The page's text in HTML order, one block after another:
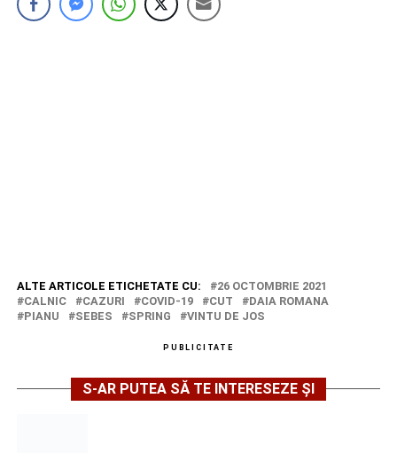
ALTE ARTICOLE ETICHETATE CU:
26 OCTOMBRIE 2021
CALNIC
CAZURI COVID-19 CUT
DAIA ROMANA
PIANU
SEBES SPRING VINTU DE JOS
PUBLICITATE
S-AR PUTEA SĂ TE INTERESEZE ȘI